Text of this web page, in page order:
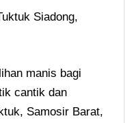
Siadong,
manis bagi
cantik dan
Samosir Barat,